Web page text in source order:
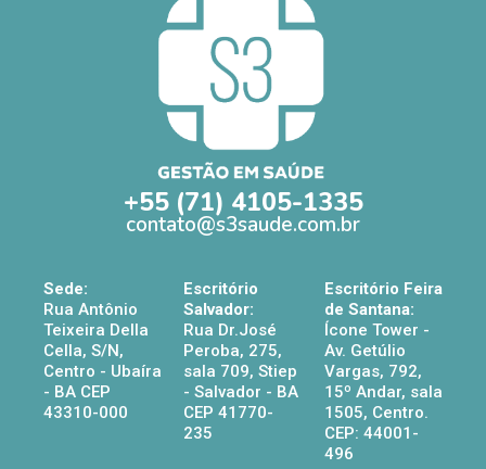
+55 (71) 4105-1335
contato@s3saude.com.br
Sede:
Rua Antônio
Teixeira Della
Cella, S/N,
Centro - Ubaíra
- BA CEP
43310-000
Escritório
Salvador:
Rua Dr.José
Peroba, 275,
sala 709, Stiep
- Salvador - BA
CEP 41770-
235
Escritório Feira
de Santana:
Ícone Tower -
Av. Getúlio
Vargas, 792,
15º Andar, sala
1505, Centro.
CEP: 44001-
496